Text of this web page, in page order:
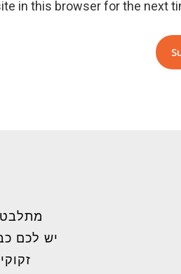
in this browser for the next
יש לכם